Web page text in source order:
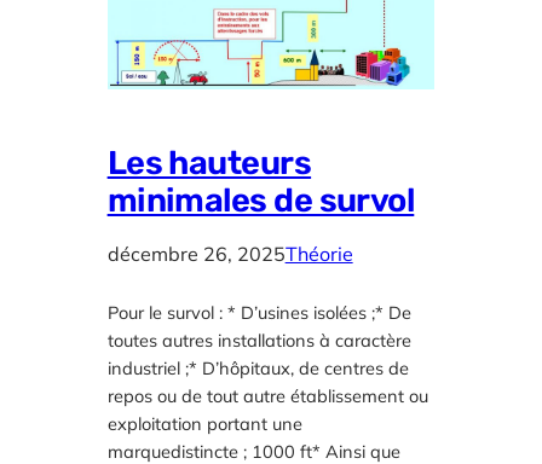
Les hauteurs
minimales de survol
décembre 26, 2025Théorie
Pour le survol : * D’usines isolées ;* De
toutes autres installations à caractère
industriel ;* D’hôpitaux, de centres de
repos ou de tout autre établissement ou
exploitation portant une
marquedistincte ; 1000 ft* Ainsi que